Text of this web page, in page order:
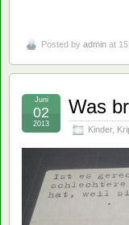
Posted by admin at
Was
Kinder,
Juni
02
2013